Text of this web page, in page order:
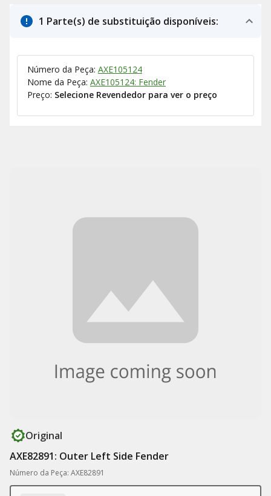
1 Parte(s) de substituição disponíveis:
Número da Peça: AXE105124
Nome da Peça: AXE105124: Fender
Preço: Selecione Revendedor para ver o preço
Original
AXE82891: Outer Left Side Fender
Número da Peça: AXE82891